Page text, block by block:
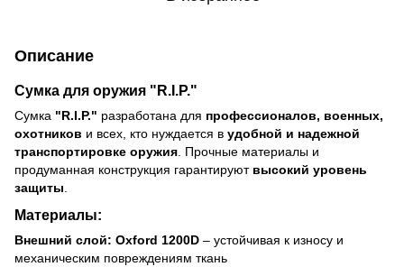
Описание
Сумка для оружия "R.I.P."
Сумка "R.I.P." разработана для профессионалов, военных,
охотников и всех, кто нуждается в удобной и надежной
транспортировке оружия . Прочные материалы и
продуманная конструкция гарантируют высокий уровень
защиты
Материалы:
Внешний слой: Oxford 1200D – устойчивая к износу и
механическим повреждениям ткань